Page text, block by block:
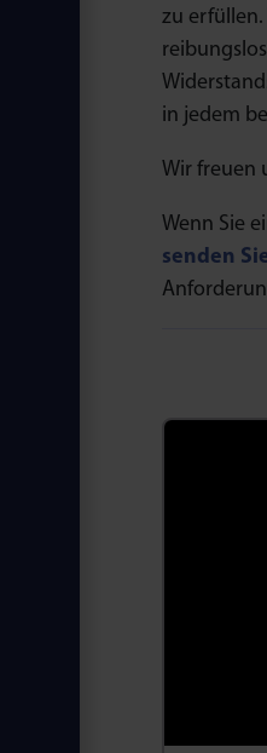
zu
in jedem
Wir freuen
Wenn Sie
senden